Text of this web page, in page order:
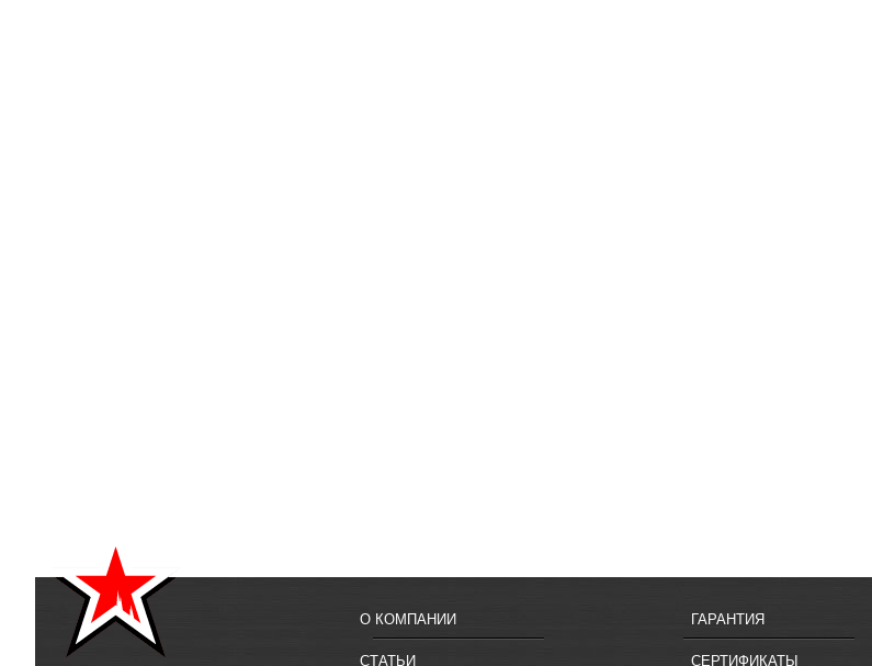
О КОМПАНИИ
СТАТЬИ
ГАРАНТИЯ
СЕРТИФИКАТЫ